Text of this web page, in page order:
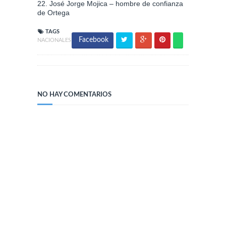
22. José Jorge Mojica – hombre de confianza
de Ortega
TAGS
NACIONALES
Facebook
NO HAY COMENTARIOS